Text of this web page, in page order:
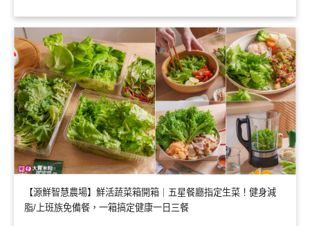
【源鮮智慧農場】鮮活蔬菜箱開箱｜五星餐廳指定生菜！健身減
脂/上班族免備餐，一箱搞定健康一日三餐